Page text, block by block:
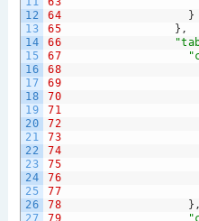
12
13
14
15
16
17
18
19
20
21
22
23
24
25
26
64
}
65
} ,
66
67
68
69
70
71
72
73
74
75
76
77
78
} ,